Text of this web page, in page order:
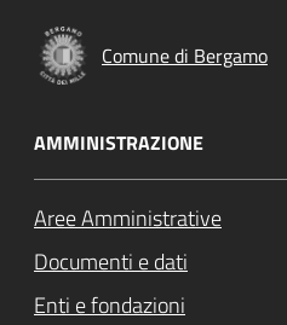
Comune di Bergamo
AMMINISTRAZIONE
Aree Amministrative
Documenti e dati
Enti e fondazioni